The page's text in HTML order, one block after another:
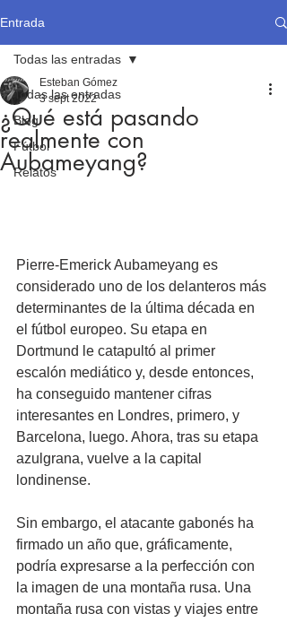
Entrada
Todas las entradas
Blog
Fútbol
Relatos
Todas las entradas
¿Qué está pasando
realmente con
Aubameyang?
Esteban Gómez
3 sept 2022
Pierre-Emerick Aubameyang es
considerado uno de los delanteros más
determinantes de la última década en
el fútbol europeo. Su etapa en
Dortmund le catapultó al primer
escalón mediático y, desde entonces,
ha conseguido mantener cifras
interesantes en Londres, primero, y
Barcelona, luego. Ahora, tras su etapa
azulgrana, vuelve a la capital
londinense.
Sin embargo, el atacante gabonés ha
firmado un año que, gráficamente,
podría expresarse a la perfección con
la imagen de una montaña rusa. Una
montaña rusa con vistas y viajes entre